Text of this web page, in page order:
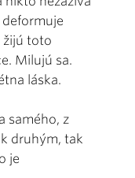
žijú toto
Milujú sa.
láska.
samého, z
druhým, tak
je